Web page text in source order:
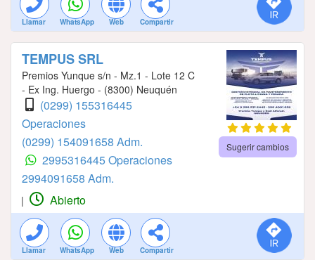
Llamar WhatsApp Web Compartir
TEMPUS SRL
Premios Yunque s/n - Mz.1 - Lote 12 C
- Ex Ing. Huergo - (8300) Neuquén
(0299) 155316445
Operaciones
(0299) 154091658 Adm.
2995316445 Operaciones
2994091658 Adm.
Sugerir cambios
| Abierto
Llamar WhatsApp Web Compartir